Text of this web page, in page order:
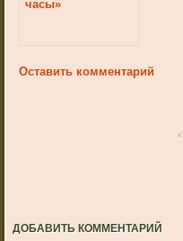
часы»
Оставить комментарий
ДОБАВИТЬ КОММЕНТАРИЙ